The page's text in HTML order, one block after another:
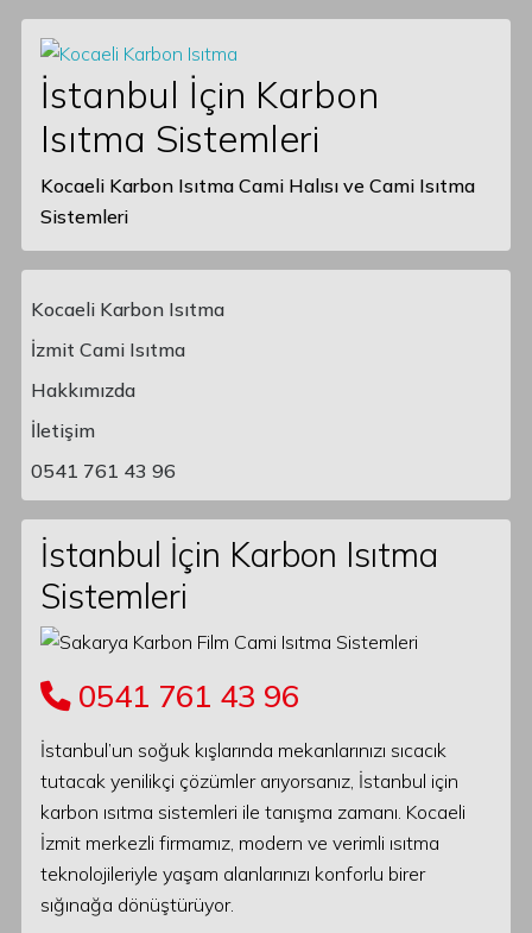
İstanbul İçin Karbon
Isıtma Sistemleri
Kocaeli Karbon Isıtma Cami Halısı ve Cami Isıtma
Sistemleri
Main Navigation
Kocaeli Karbon Isıtma
İzmit Cami Isıtma
Hakkımızda
İletişim
0541 761 43 96
İstanbul İçin Karbon Isıtma
Sistemleri
0541 761 43 96
İstanbul’un soğuk kışlarında mekanlarınızı sıcacık
tutacak yenilikçi çözümler arıyorsanız, İstanbul için
karbon ısıtma sistemleri ile tanışma zamanı. Kocaeli
İzmit merkezli firmamız, modern ve verimli ısıtma
teknolojileriyle yaşam alanlarınızı konforlu birer
sığınağa dönüştürüyor.